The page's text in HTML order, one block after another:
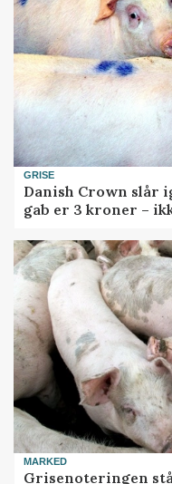
GRISE
Danish Crown slår
gab er 3 kroner –
MARKED
Grisenoteringen